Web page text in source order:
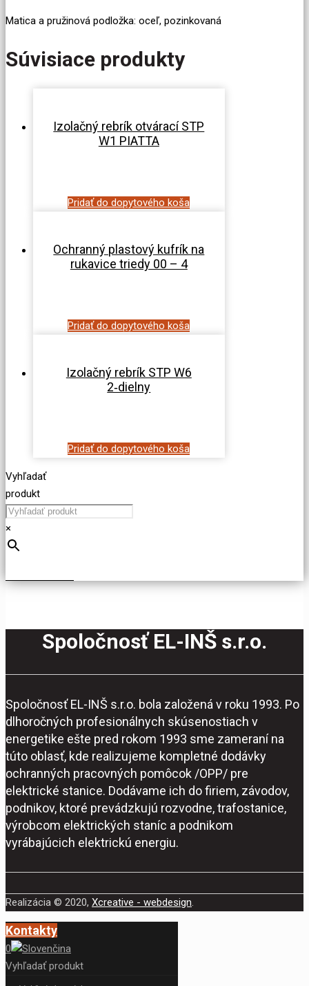
Matica a pružinová podložka: oceľ, pozinkovaná
Súvisiace produkty
Izolačný rebrík otvárací STP
W1 PIATTA
Pridať do dopytového koša
Ochranný plastový kufrík na
rukavice triedy 00 – 4
Pridať do dopytového koša
Izolačný rebrík STP W6
2‑dielny
Pridať do dopytového koša
Vyhľadať
produkt
×
Spoločnosť EL-INŠ s.r.o.
Spoločnosť EL-INŠ s.r.o. bola založená v roku 1993. Po
dlhoročných profesionálnych skúsenostiach v
energetike ešte pred rokom 1993 sme zameraní na
túto oblasť, kde realizujeme kompletné dodávky
ochranných pracovných pomôcok /OPP/ pre
elektrické stanice. Dodávame ich do firiem, závodov,
podnikov, ktoré prevádzkujú rozvodne, trafostanice,
výrobcom elektrických staníc a podnikom
vyrábajúcich elektrickú energiu.
Realizácia © 2020, Xcreative - webdesign.
Kontakty
0
Vyhľadať produkt